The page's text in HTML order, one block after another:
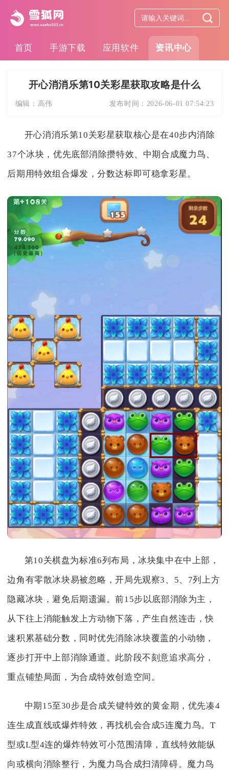
首页 手游下载 应用软件 资讯中心
开心消消乐第10关彩星获取攻略是什么
编辑： 高伟 发布时间： 2026-06-01 07:54:23
开心消消乐第10关彩星获取核心是在40步内消除
37个冰块，优先底部消除攒特效、中期合成魔力鸟、
后期用特效组合爆发，分数达标即可稳拿彩星。
第10关棋盘为标准6列布局，冰块集中在中上部，
边角有零散冰块易被忽略，开局先观察3、5、7列上方
隐藏冰块，避免后期遗漏。前15步以底部消除为主，
从下往上消能触发上方动物下落，产生自然连击，快
速积累基础分数，同时优先消除冰块覆盖的小动物，
逐步打开中上部消除通道。此阶段不刻意追求高分，
重点铺垫局面，为合成特效创造空间。
中期15至30步是合成关键特效的黄金期，优先凑4
连生成直线或爆炸特效，再找机会合成5连魔力鸟。T
型或L型4连的爆炸特效可小范围清障，直线特效能纵
向或横向消除整行，为魔力鸟合成扫清障碍。魔力鸟